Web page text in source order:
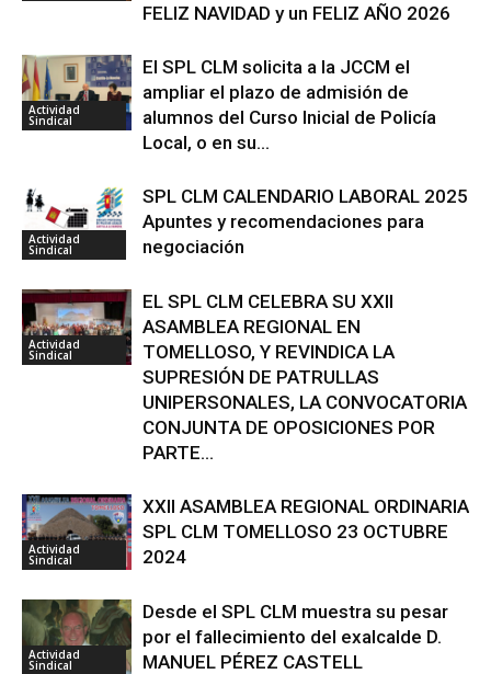
FELIZ NAVIDAD y un FELIZ AÑO 2026
Actividad
Sindical
El SPL CLM solicita a la JCCM el
ampliar el plazo de admisión de
alumnos del Curso Inicial de Policía
Local, o en su...
Actividad
Sindical
SPL CLM CALENDARIO LABORAL 2025
Apuntes y recomendaciones para
negociación
Actividad
Sindical
EL SPL CLM CELEBRA SU XXII
ASAMBLEA REGIONAL EN
TOMELLOSO, Y REVINDICA LA
SUPRESIÓN DE PATRULLAS
UNIPERSONALES, LA CONVOCATORIA
CONJUNTA DE OPOSICIONES POR
PARTE...
Actividad
Sindical
XXII ASAMBLEA REGIONAL ORDINARIA
SPL CLM TOMELLOSO 23 OCTUBRE
2024
Actividad
Sindical
Desde el SPL CLM muestra su pesar
por el fallecimiento del exalcalde D.
MANUEL PÉREZ CASTELL